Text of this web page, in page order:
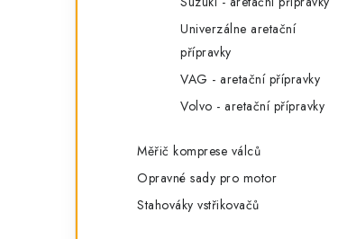
Univerzálne aretační
přípravky
VAG - aretační přípravky
Volvo - aretační přípravky
Měřič komprese válců
Opravné sady pro motor
Stahováky vstřikovačů